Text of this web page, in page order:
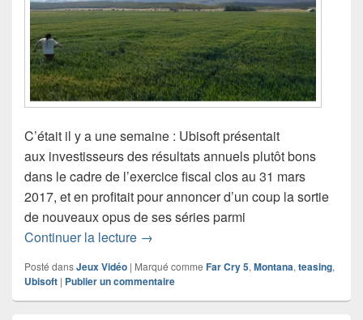
C’était il y a une semaine : Ubisoft présentait
aux investisseurs des résultats annuels plutôt bons
dans le cadre de l’exercice fiscal clos au 31 mars
2017, et en profitait pour annoncer d’un coup la sortie
de nouveaux opus de ses séries parmi
Continuer la lecture Far Cry 5 : on déchiffre les 4 teasers
→
Posté dansJeux Vidéo | Marqué comme Far Cry 5, Montana, teasing,
Ubisoft | Publier un commentaire